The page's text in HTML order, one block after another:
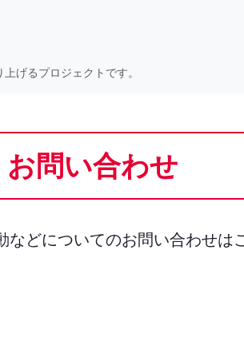
げるプロジェクトです。
お問い合わせ
などについてのお問い合わせは